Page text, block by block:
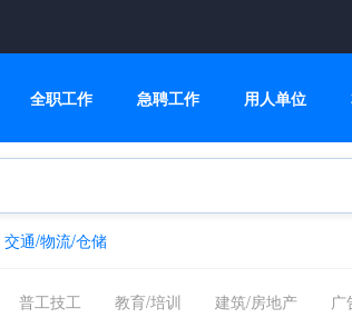
全职工作 急聘工作 用人单位
交通/物流/仓储
普工技工 教育/培训 建筑/房地产 广